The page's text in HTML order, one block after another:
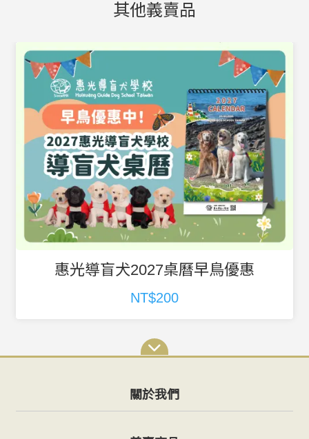
其他義賣品
【導盲犬隨行襪】三雙一組
NT$1,000
關於我們